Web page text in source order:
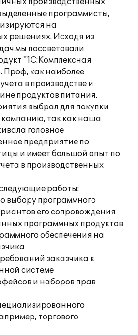
производственных
программисты,
на
решениях. Исходя из
мы посоветовали
"1С:Комплексная
Проф, как наиболее
в производстве и
продуктов питания.
выбрал для покупки
так как наша
головное
предприятие по
и имеет большой опыт по
в производственных
работы:
выбору программного
его сопровождения
программных продуктов
обеспечения на
заказчика к
системе
и наборов прав
торгового